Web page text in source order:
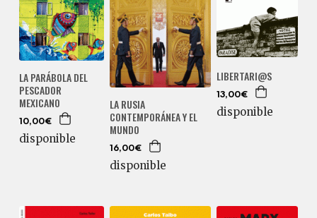
LA PARÁBOLA DEL
PESCADOR
MEXICANO
10,00€
disponible
LA RUSIA
CONTEMPORÁNEA Y EL
MUNDO
16,00€
disponible
LIBERTARI@S
13,00€
disponible